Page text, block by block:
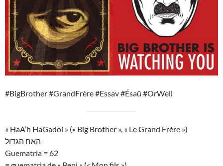
#BigBrother #GrandFrère #Essav #Ésaü #OrWell
« HaA’h HaGadol » (« Big Brother », « Le Grand Frère »)
האח הגדול
Guematria = 62